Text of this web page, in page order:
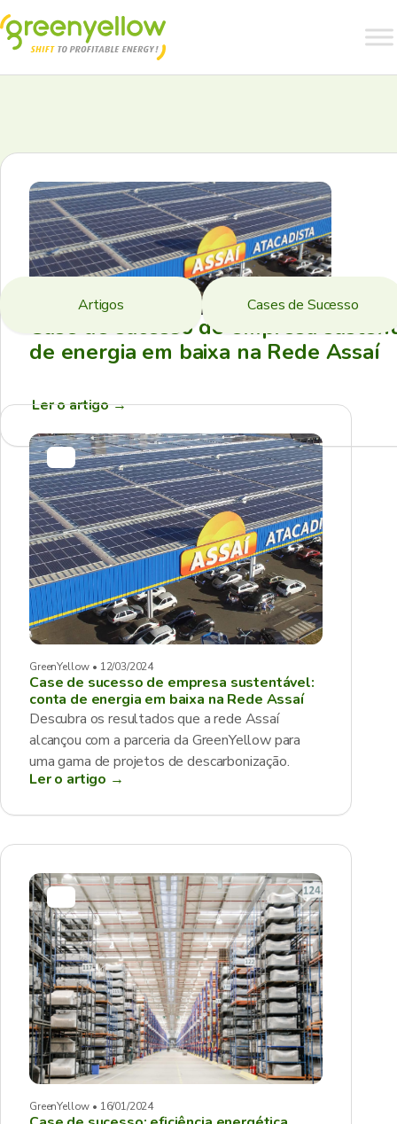
Case de sucesso de empresa
de energia em baixa na Rede Assaí
Ler o artigo→
Artigos Cases de Sucesso
GreenYellow • 12/03/2024
Case de sucesso de empresa sustentável:
conta de energia em baixa na Rede Assaí
Descubra os resultados que a rede Assaí
alcançou com a parceria da GreenYellow para
uma gama de projetos de descarbonização.
Ler o artigo →
GreenYellow • 16/01/2024